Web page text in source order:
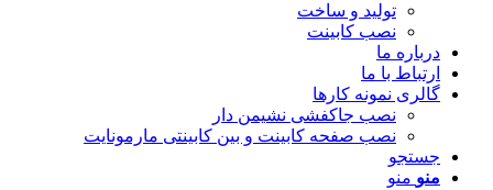
تولید و ساخت
نصب کابینت
درباره ما
ارتباط با ما
گالری نمونه کارها
نصب جاکفشی نشیمن دار
نصب صفحه کابینت و بین کابینتی مارمونایت
جستجو
منو منو